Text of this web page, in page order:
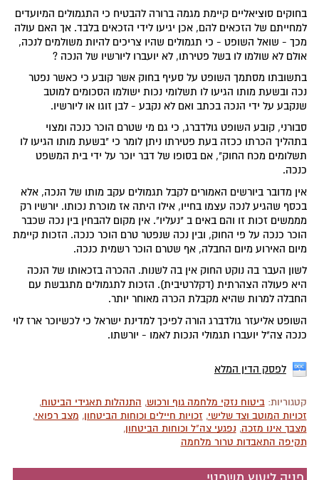
בחוקים סוציאליים קיימת מגמה ברורה להבטיח כי התגמולים המיועדים
למחייתם של הזכאים להם, אכן יגיעו לידי הזכאים בלבד. אך האם עולה
מכך - שואל השופט - כי תגמולים שהיו צריכים להיות משולמים לנכה,
אולם לא שולמו לו בשל פטירתו, לא יועברו ליורשיו של הנכה ?
בתשובתו מסתמך השופט על סעיף בחוק אשר קובע כי כאשר נפטר
נכה ובשעת מותו הגיעו לו תשלומי נכות ישולמו הסכומים למוטב
שנקבע על ידי הנכה בכתב ואם לא נקבע - לבן זוגו או ליורשיו.
סבורני, קובע השופט גולדברג, כי גם מי שטרם הוכר כנכה ומצוי
בתהליך הכרתו ככזה בעת פטירתו ניתן לומר כי "בשעת מותו הגיעו לו
תשלומים מכח החוק", אם בסופו של דבר יוכר על ידי בית המשפט
כנכה.
אין מדובר ביורשים האמורים לקבל תגמולים עקב מותו של הנכה, אלא
בכסף שהגיע לנכה עצמו בחייו, אילו היתה אז מוכרת נכותו. יורשיו רק
מממשים זכות זו והם באים ב "נעליו". אין מקום להבחין בין נכה שכבר
הוכר כנכה על פי החוק, ובין נכה שנפטר טרם הוכר כנכה. הזכות קיימת
מיום האירוע מיום החבלה, אף שטרם הוכר רשמית כנכה.
לשון העבר בה נוקט החוק אין בה לשנות. ההכרה בזכאותו של הנכה
היא פעולה הצהרתית (דקלרטיבית). הזכות לתגמולים מתגבשת עם
החבלה למרות שהיא מקבלת הכרה מאוחר יותר.
השופט אליעזר גולדברג הורה לפיכך למדינת ישראל כי לכשיוכר ארז לוי
כנכה צה"ל יועברו תגמולי הנכות לאמו - יורשתו.
לפסק הדין המלא
קטגוריות:ביטוח נזקי מלחמה גוף ורכוש, התנהלות תאגידי הביטוח,
זכויות המוטב וצד שלישי, זכויות חיילים וכוחות הביטחון, מצב רפואי,
מצבך אינו מזכה, נפגעי צה"ל וכוחות הביטחון,
תקיפה התאבדות טרור מלחמה